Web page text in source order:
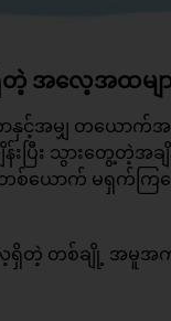
အလေ့အထမျာ
နှင့်အမျှ တယော
းပြီး သွားတွေ့တဲ့
ယောက် မရှက်ကြ
တဲ့ တစ်ချို့ အမူအကျင့်